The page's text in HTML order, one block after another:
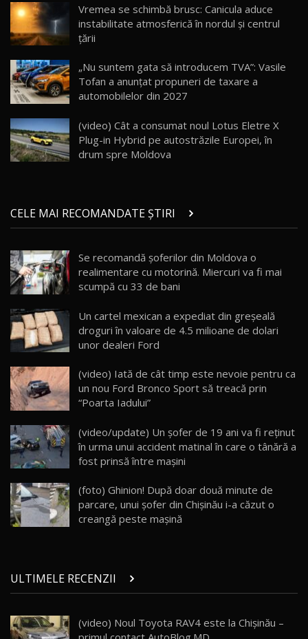
17
30:08
Noul Geely EX5 EM-i care a cucerit Moldova
AutoBlog.MD
23:36
20
Noul ZEEKR 7X / Test Drive AutoBlog.MD
29:08
21
Micul BYD Dolphin Surf / Test Drive
AutoBlog.MD
16:59
22
Noua Mazda 6e / Test Drive AutoBlog.MD
26:59
23
Lynk & Co 01 / Test Drive AutoBlog.MD
25:19
ZEEKR 009: Cel mai Performant și Confortabil
Van Electric Testat în Moldova / AutoBlog.MD
26:38
25
mai Exclusiv și Puternic Defender Testat în
Moldova
32:21
26
AutoBlog.MD
10:57
Test Drive: Noile modele FENDT! Cum e să
28
Noul Geely Monjaro 2025! Mai ieftin și mai
dotat / Test Drive AutoBlog.MD
ZEEKR 9X - PRIMUL TEST DRIVE ÎN ROMÂNĂ!
Vremea se schimbă brusc: Canicula aduce
instabilitate atmosferică în nordul și centrul
țării
„Nu suntem gata să introducem TVA”: Vasile
Tofan a anunțat propuneri de taxare a
automobilelor din 2027
(video) Cât a consumat noul Lotus Eletre X
Plug-in Hybrid pe autostrăzile Europei, în
drum spre Moldova
CELE MAI RECOMANDATE ȘTIRI
Se recomandă șoferilor din Moldova o
realimentare cu motorină. Miercuri va fi mai
scumpă cu 33 de bani
Un cartel mexican a expediat din greşeală
droguri în valoare de 4.5 milioane de dolari
unor dealeri Ford
(video) Iată de cât timp este nevoie pentru ca
un nou Ford Bronco Sport să treacă prin
“Poarta Iadului”
(video/update) Un șofer de 19 ani va fi reținut
în urma unui accident matinal în care o tânără a
fost prinsă între mașini
(foto) Ghinion! După doar două minute de
parcare, unui şofer din Chişinău i-a căzut o
creangă peste maşină
ULTIMELE RECENZII
(video) Noul Toyota RAV4 este la Chișinău –